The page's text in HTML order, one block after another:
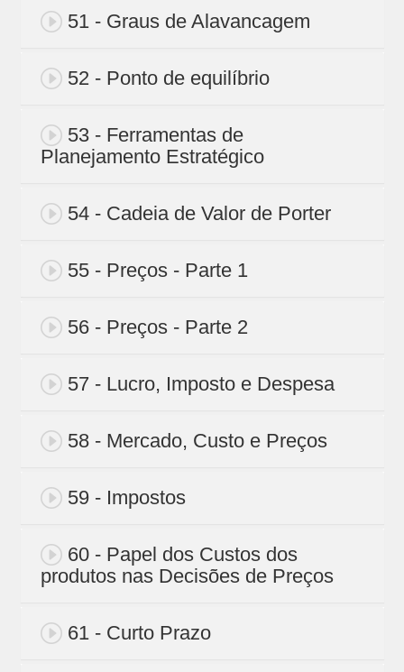
51 - Graus de Alavancagem
52 - Ponto de equilíbrio
53 - Ferramentas de
Planejamento Estratégico
54 - Cadeia de Valor de Porter
55 - Preços - Parte 1
56 - Preços - Parte 2
57 - Lucro, Imposto e Despesa
58 - Mercado, Custo e Preços
59 - Impostos
60 - Papel dos Custos dos
produtos nas Decisões de Preços
61 - Curto Prazo